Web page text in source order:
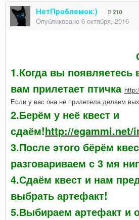
НетПроблемок:) 210
Опубликовано 6 октября, 2016
1.Когда вы появляетесь
вам прилетает птичка
Если у вас она не прилетела делаем
2.Берём у неё квест и
сдаём!http://egammi.net/
3.После этого бёрём
разговариваем с 3 мя
4.Сдаём квест и нам
выбрать артефакт!
5.Выбираем артефакт и